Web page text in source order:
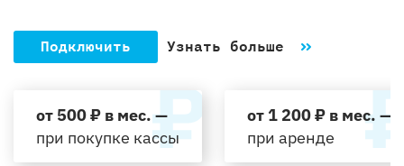
Подключить Узнать больше
от 500 ₽ в мес. —
при покупке кассы
от 1 200 ₽ в мес. —
при аренде